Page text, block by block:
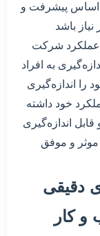
اساس پیشرفت و
باشد
عملکرد شرکت
به افراد
را اندازه‌گیری
خود داشته
اندازه‌گیری
و موفق
دقیقی
کار